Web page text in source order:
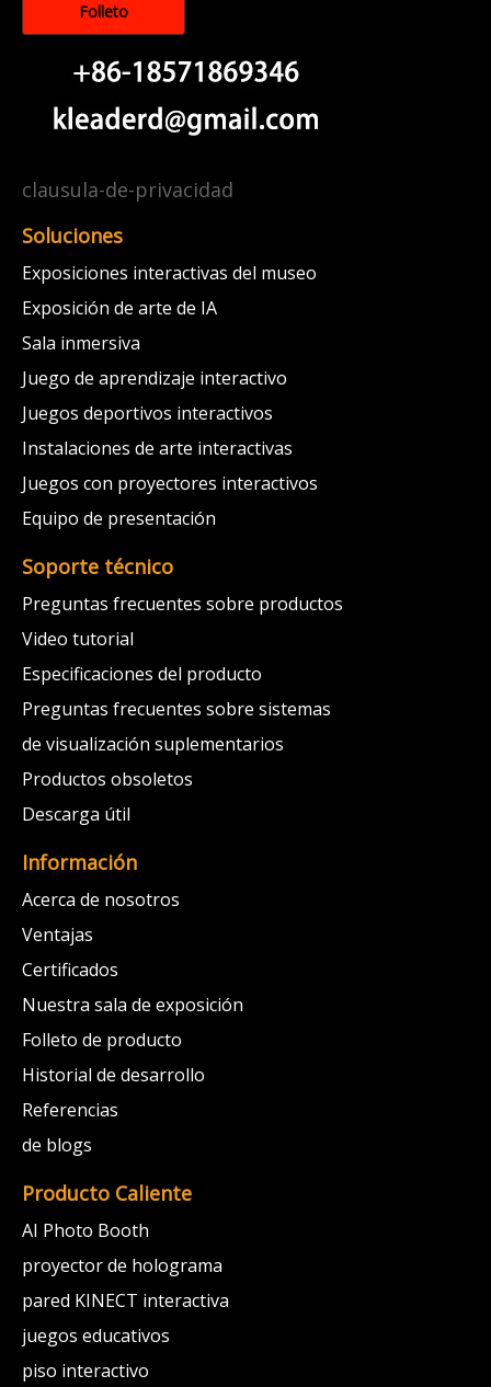
Folleto
clausula-de-privacidad
Soluciones
Exposiciones interactivas del museo
Exposición de arte de IA
Sala inmersiva
Juego de aprendizaje interactivo
Juegos deportivos interactivos
Instalaciones de arte interactivas
Juegos con proyectores interactivos
Equipo de presentación
Soporte técnico
Preguntas frecuentes sobre productos
Video tutorial
Especificaciones del producto
Preguntas frecuentes sobre sistemas
de visualización suplementarios
Productos obsoletos
Descarga útil
Información
Acerca de nosotros
Ventajas
Certificados
Nuestra sala de exposición
Folleto de producto
Historial de desarrollo
Referencias
de blogs
Producto Caliente
AI Photo Booth
proyector de holograma
pared KINECT interactiva
juegos educativos
piso interactivo